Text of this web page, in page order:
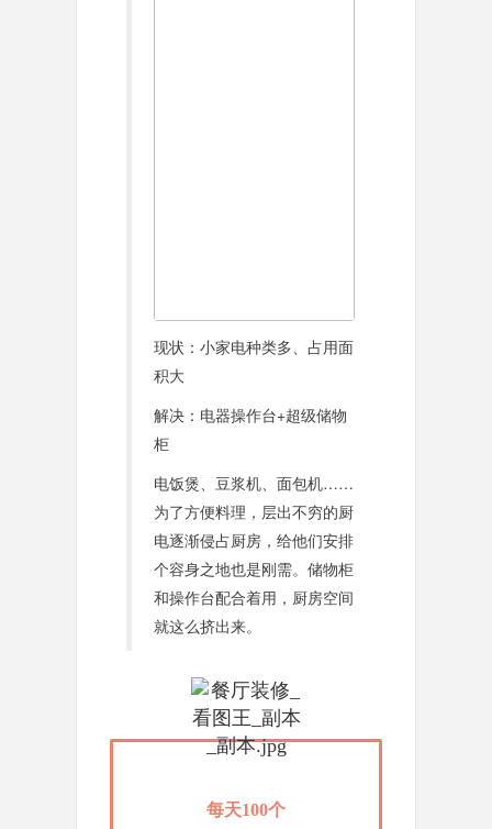
现状：小家电种类多、占用面
积大
解决：电器操作台+超级储物
柜
电饭煲、豆浆机、面包机……
为了方便料理，层出不穷的厨
电逐渐侵占厨房，给他们安排
个容身之地也是刚需。储物柜
和操作台配合着用，厨房空间
就这么挤出来。
每天100个